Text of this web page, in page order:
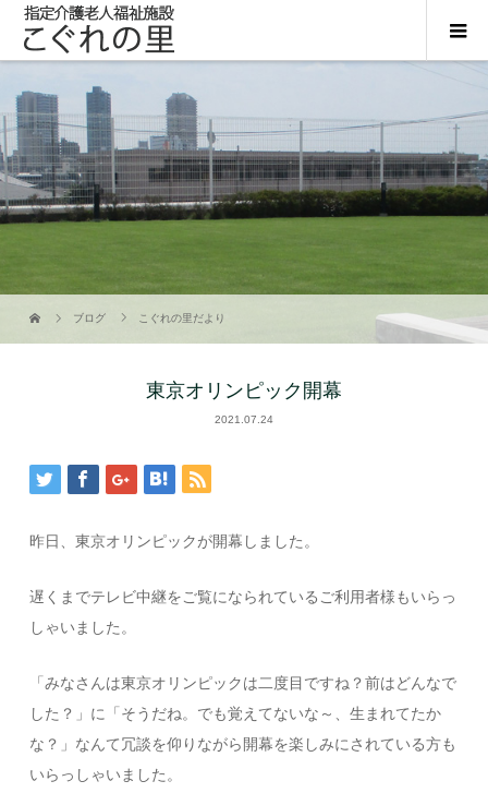
ブログ こぐれの里だより
東京オリンピック開幕
2021.07.24
昨日、東京オリンピックが開幕しました。
遅くまでテレビ中継をご覧になられているご利用者様もいらっ
しゃいました。
「みなさんは東京オリンピックは二度目ですね？前はどんなで
した？」に「そうだね。でも覚えてないな～、生まれてたか
な？」なんて冗談を仰りながら開幕を楽しみにされている方も
いらっしゃいました。